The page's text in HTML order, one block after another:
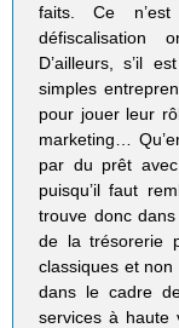
faits. Ce
défiscalisation
D’ailleurs, s’il
simples
pour jouer leur
marketing…
par du prêt
puisqu’il faut
trouve donc
de la trésorerie
classiques et non
dans le cadre
services à haute